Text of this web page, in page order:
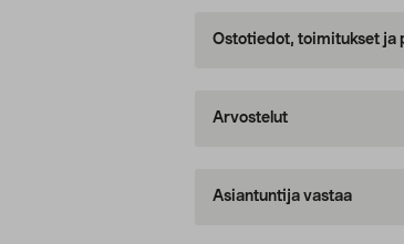
Ostotiedot, toimitukset ja
Arvostelut
Asiantuntija vastaa